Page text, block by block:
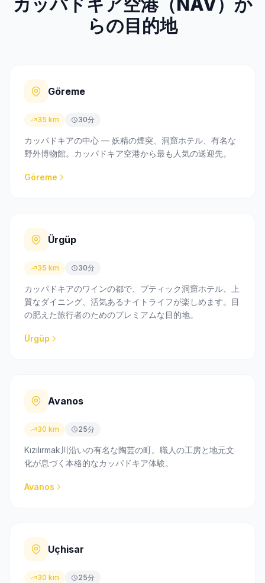
カッパドキア空港（NAV）か
らの目的地
Göreme
35 km 30分
カッパドキアの中心 — 妖精の煙突、洞窟ホテル、有名な
野外博物館。カッパドキア空港から最も人気の送迎先。
Göreme
Ürgüp
35 km 30分
カッパドキアのワインの都で、ブティック洞窟ホテル、上
質なダイニング、活気あるナイトライフが楽しめます。目
の肥えた旅行者のためのプレミアムな目的地。
Ürgüp
Avanos
30 km 25分
Kızılırmak川沿いの有名な陶芸の町。職人の工房と地元文
化が息づく本格的なカッパドキア体験。
Avanos
Uçhisar
30 km 25分